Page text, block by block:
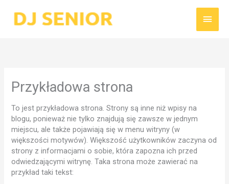
treści
Przykładowa strona
To jest przykładowa strona. Strony są inne niż wpisy na
blogu, ponieważ nie tylko znajdują się zawsze w jednym
miejscu, ale także pojawiają się w menu witryny (w
większości motywów). Większość użytkowników zaczyna od
strony z informacjami o sobie, która zapozna ich przed
odwiedzającymi witrynę. Taka strona może zawierać na
przykład taki tekst: